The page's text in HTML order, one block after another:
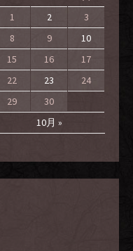
10月 »
1 2
3
8 9
10
15 16
17
22 23
24
29 30